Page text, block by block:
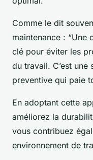
Comme le dit
maintenance : “Une
clé pour éviter les
du travail. C’est une
preventive qui paie
En adoptant cette
améliorez la
vous contribuez
environnement de